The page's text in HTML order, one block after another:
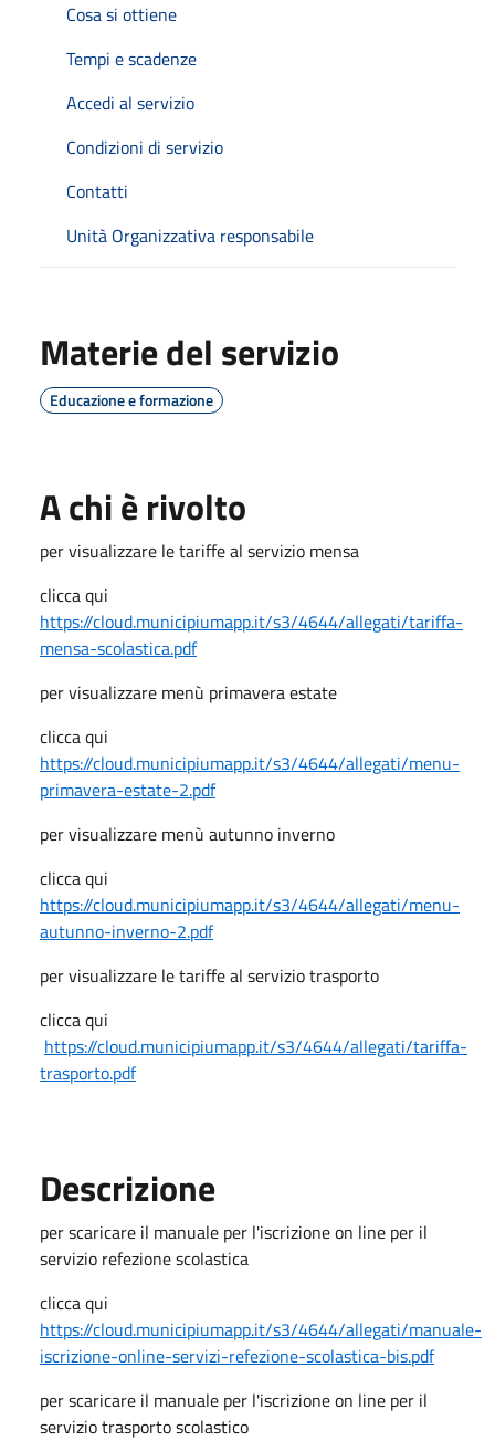
Cosa si ottiene
Tempi e scadenze
Accedi al servizio
Condizioni di servizio
Contatti
Unità Organizzativa responsabile
Materie del servizio
Educazione e formazione
A chi è rivolto
per visualizzare le tariffe al servizio mensa
clicca qui
https://cloud.municipiumapp.it/s3/4644/allegati/tariffa-
mensa-scolastica.pdf
per visualizzare menù primavera estate
clicca qui
https://cloud.municipiumapp.it/s3/4644/allegati/menu-
primavera-estate-2.pdf
per visualizzare menù autunno inverno
clicca qui
https://cloud.municipiumapp.it/s3/4644/allegati/menu-
autunno-inverno-2.pdf
per visualizzare le tariffe al servizio trasporto
clicca qui
https://cloud.municipiumapp.it/s3/4644/allegati/tariffa-
trasporto.pdf
Descrizione
per scaricare il manuale per l'iscrizione on line per il
servizio refezione scolastica
clicca qui
https://cloud.municipiumapp.it/s3/4644/allegati/manuale-
iscrizione-online-servizi-refezione-scolastica-bis.pdf
per scaricare il manuale per l'iscrizione on line per il
servizio trasporto scolastico